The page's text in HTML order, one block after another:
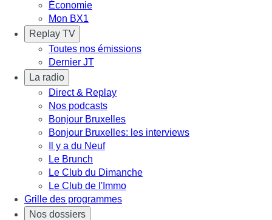
Économie
Mon BX1
Replay TV
Toutes nos émissions
Dernier JT
La radio
Direct & Replay
Nos podcasts
Bonjour Bruxelles
Bonjour Bruxelles: les interviews
Il y a du Neuf
Le Brunch
Le Club du Dimanche
Le Club de l'Immo
Grille des programmes
Nos dossiers